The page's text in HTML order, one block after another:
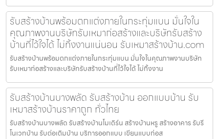
รับสร้างบ้านพร้อมตกแต่งภายในกระทุ่มแบน มั่นใจใน
คุณภาพงานบริษัทรับเหมาก่อสร้างและบริษัทรับสร้าง
บ้านที่ไว้ใจได้ ไม่ทิ้งงานแน่นอน รับเหมาสร้างบ้าน.com
รับสร้างบ้านพร้อมตกแต่งภายในกระทุ่มแบน มั่นใจในคุณภาพงานบริษัท
รับเหมาก่อสร้างและบริษัทรับสร้างบ้านที่ไว้ใจได้ ไม่ทิ้งงาน
รับสร้างบ้านบางพลัด รับสร้างบ้าน ออกแบบบ้าน รับ
เหมาสร้างบ้านราคาถูก ทั่วไทย
รับสร้างบ้านบางพลัด รับสร้างบ้านโมเดิร์น สร้างบ้านหรู สร้างอาคาร รับรี
โนเวทบ้าน รับต่อเติมบ้าน บริการออกแบบ เขียนแบบก่อส